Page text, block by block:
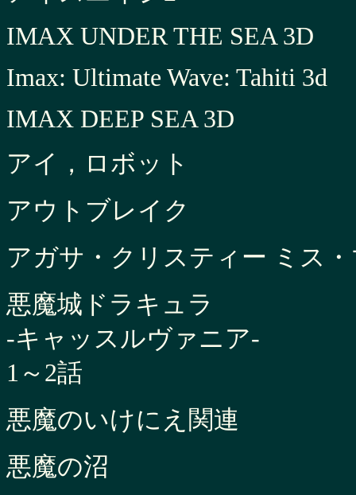
IMAX UNDER THE SEA 3D
Imax: Ultimate Wave: Tahiti 3d
IMAX DEEP SEA 3D
アイ，ロボット
アウトブレイク
アガサ・クリスティー ミス
悪魔城ドラキュラ
-キャッスルヴァニア-
1～2話
悪魔のいけにえ関連
悪魔の沼